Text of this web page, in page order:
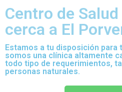
Centro de
cerca a El
Estamos a tu disposición
somos una clínica altamente
todo tipo de requerimientos,
personas naturales.